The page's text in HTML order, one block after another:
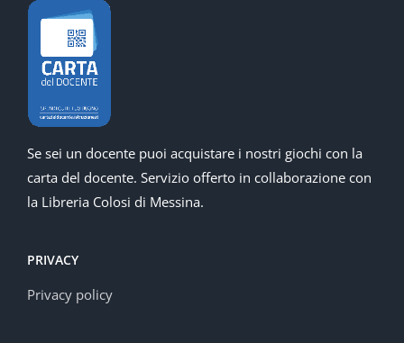
Se sei un docente puoi acquistare i nostri giochi con la
carta del docente. Servizio offerto in collaborazione con
la Libreria Colosi di Messina.
PRIVACY
Privacy policy